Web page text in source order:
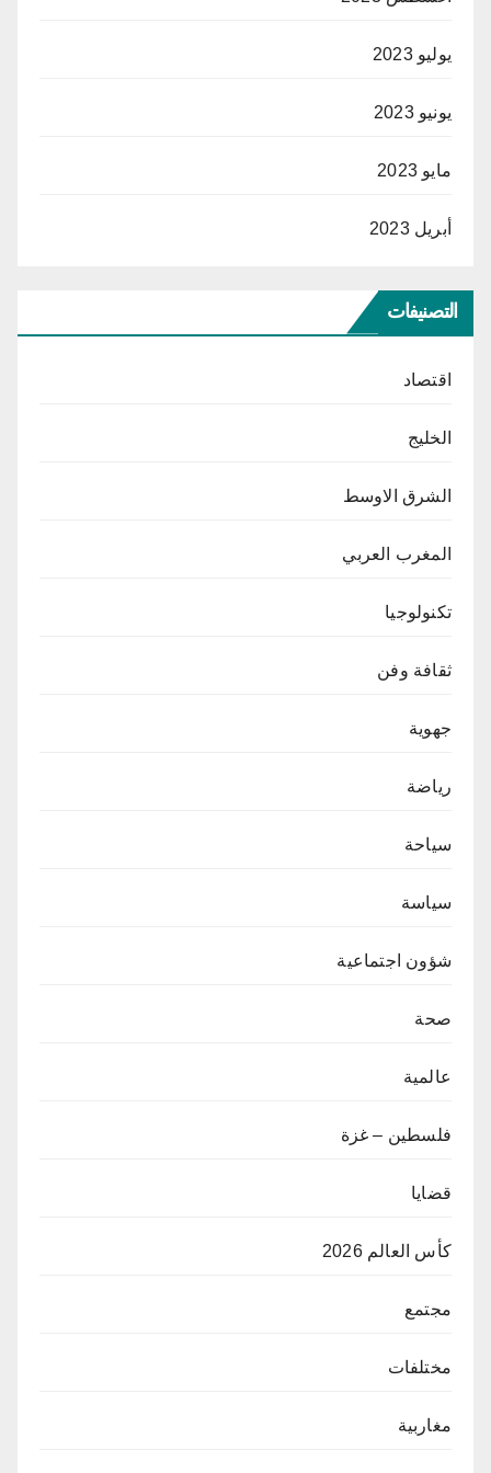
يوليو 2023
يونيو 2023
مايو 2023
أبريل 2023
التصنيفات
اقتصاد
الخليج
الشرق الاوسط
المغرب العربي
تكنولوجيا
ثقافة وفن
جهوية
رياضة
سياحة
سياسة
شؤون اجتماعية
صحة
عالمية
فلسطين – غزة
قضايا
كأس العالم 2026
مجتمع
مختلفات
مغاربية